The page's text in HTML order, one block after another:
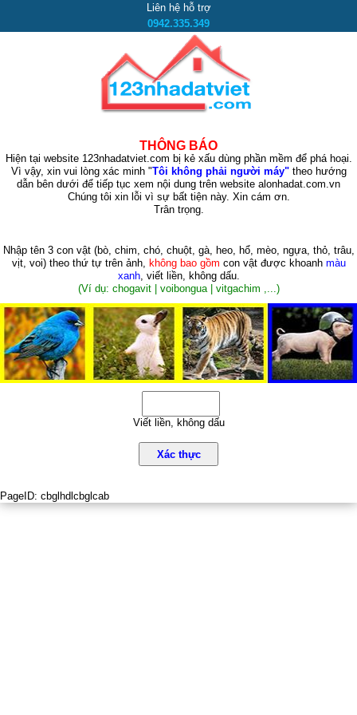
Liên hệ hỗ trợ
0942.335.349
THÔNG BÁO
Hiện tại website 123nhadatviet.com bị kẻ xấu dùng phần mềm để phá hoại.
Vì vậy, xin vui lòng xác minh "Tôi không phải người máy"theo hướng
dẫn bên dưới để tiếp tục xem nội dung trên website alonhadat.com.vn
Chúng tôi xin lỗi vì sự bất tiện này. Xin cám ơn.
Trân trọng.
Nhập tên 3 con vật (bò, chim, chó, chuột, gà, heo, hổ, mèo, ngựa, thỏ, trâu,
vịt, voi)theo thứ tự trên ảnh, không bao gồm con vật được khoanh màu
xanh, viết liền, không dấu.
(Ví dụ: chogavit | voibongua | vitgachim ,...)
Viết liền, không dấu
Xác thực
PageID: cbglhdlcbglcab